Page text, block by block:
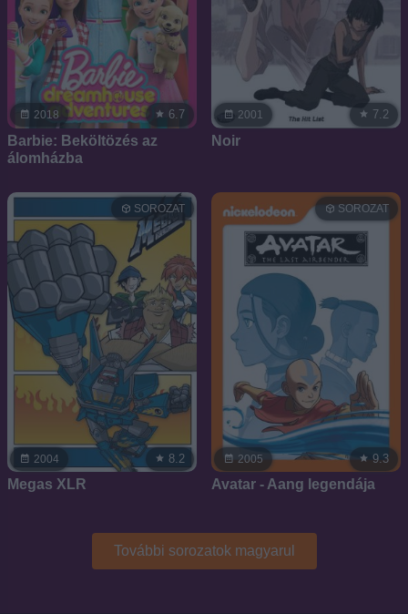
2018 6.7
Barbie: Beköltözés az
álomházba
2001 7.2
Noir
2004
SOROZAT
8.2
Megas XLR
2005
SOROZAT
9.3
Avatar - Aang legendája
További sorozatok magyarul